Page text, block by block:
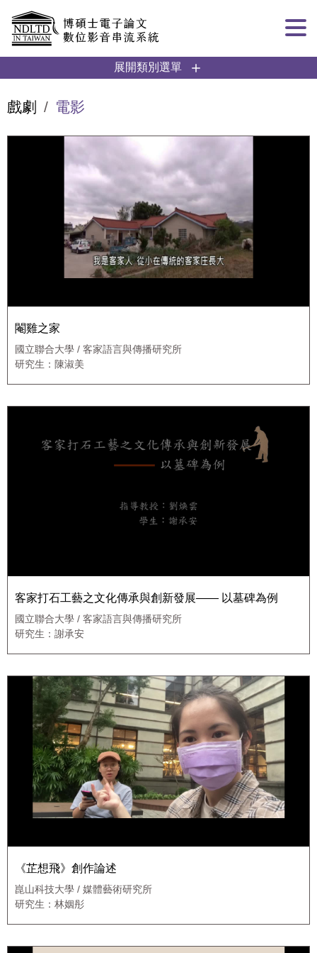
展開類別選單
戲劇 電影
閹雞之家
國立聯合大學 / 客家語言與傳播研究所
研究生：陳淑美
客家打石工藝之文化傳承與創新發展—— 以墓碑為例
國立聯合大學 / 客家語言與傳播研究所
研究生：謝承安
《芷想飛》創作論述
崑山科技大學 / 媒體藝術研究所
研究生：林姻彤